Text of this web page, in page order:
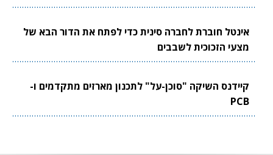
אינטל חוברת לחברה סינית כדי לפתח את הדור הבא של
מצעי הזכוכית לשבבים
קיידנס השיקה "סוכן-על" לתכנון מארזים מתקדמים ו-
PCB